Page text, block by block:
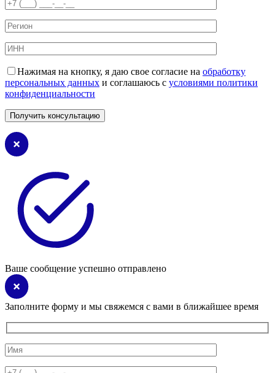
Нажимая на кнопку, я даю свое согласие на обработку
персональных данных и соглашаюсь с условиями политики
конфиденциальности
Ваше сообщение успешно отправлено
Заполните форму и мы свяжемся с вами в ближайшее время